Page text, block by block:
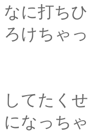
なに打ち
ろけちゃ
「は？
「はじ
してたく
になっち